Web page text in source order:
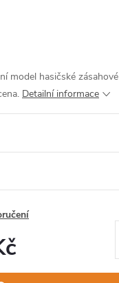
model hasičské zásahové
Detailní informace